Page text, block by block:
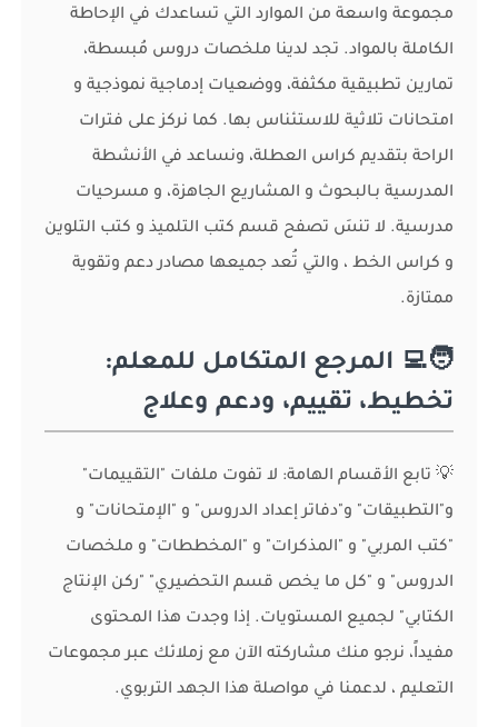
مجموعة واسعة من الموارد التي تساعدك في الإحاطة
الكاملة بالمواد. تجد لدينا ملخصات دروس مُبسطة،
تمارين تطبيقية مكثفة، ووضعيات إدماجية نموذجية و
امتحانات تلاثية للاستئناس بها. كما نركز على فترات
الراحة بتقديم كراس العطلة، ونساعد في الأنشطة
المدرسية بـالبحوث و المشاريع الجاهزة، و مسرحيات
مدرسية. لا تنسَ تصفح قسم كتب التلميذ و كتب التلوين
و كراس الخط ، والتي تُعد جميعها مصادر دعم وتقوية
ممتازة.
🧑‍💻 المرجع المتكامل للمعلم:
تخطيط، تقييم، ودعم وعلاج
💡 تابع الأقسام الهامة: لا تفوت ملفات "التقييمات"
و"التطبيقات" و"دفاتر إعداد الدروس" و "الإمتحانات" و
"كتب المربي" و "المذكرات" و "المخططات" و ملخصات
الدروس" و "كل ما يخص قسم التحضيري" "ركن الإنتاج
الكتابي" لجميع المستويات. إذا وجدت هذا المحتوى
مفيداً، نرجو منك مشاركته الآن مع زملائك عبر مجموعات
التعليم ، لدعمنا في مواصلة هذا الجهد التربوي.